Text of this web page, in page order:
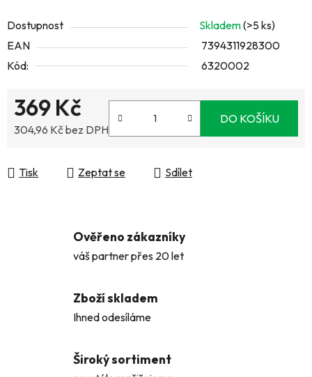
Dostupnost Skladem(>5 ks)
EAN
7394311928300
Kód:
6320002
369 Kč
304,96 Kč bez DPH
DO KOŠÍKU
Tisk Zeptat se Sdílet
Ověřeno zákazníky
váš partner přes 20 let
Zboží skladem
Ihned odesíláme
Široký sortiment